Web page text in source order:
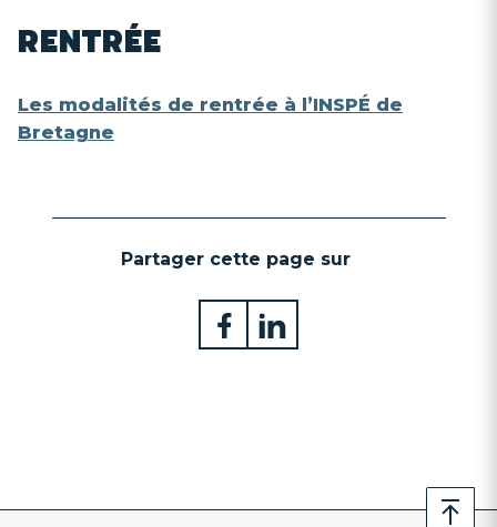
RENTRÉE
Les modalités de rentrée à l’INSPÉ de
Bretagne
Partager cette page sur